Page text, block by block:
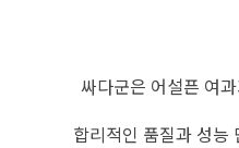
싸다군은 어설픈 여
합리적인 품질과 성능